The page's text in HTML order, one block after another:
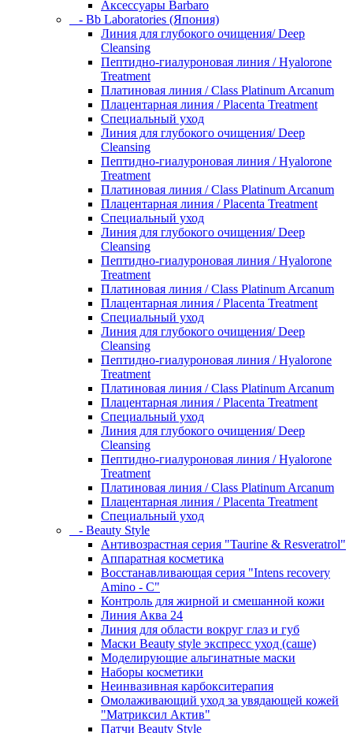
Аксессуары Barbaro
- Bb Laboratories (Япония)
Линия для глубокого очищения/ Deep
Cleansing
Пептидно-гиалуроновая линия / Hyalorone
Treatment
Платиновая линия / Class Platinum Arcanum
Плацентарная линия / Placenta Treatment
Специальный уход
Линия для глубокого очищения/ Deep
Cleansing
Пептидно-гиалуроновая линия / Hyalorone
Treatment
Платиновая линия / Class Platinum Arcanum
Плацентарная линия / Placenta Treatment
Специальный уход
Линия для глубокого очищения/ Deep
Cleansing
Пептидно-гиалуроновая линия / Hyalorone
Treatment
Платиновая линия / Class Platinum Arcanum
Плацентарная линия / Placenta Treatment
Специальный уход
Линия для глубокого очищения/ Deep
Cleansing
Пептидно-гиалуроновая линия / Hyalorone
Treatment
Платиновая линия / Class Platinum Arcanum
Плацентарная линия / Placenta Treatment
Специальный уход
Линия для глубокого очищения/ Deep
Cleansing
Пептидно-гиалуроновая линия / Hyalorone
Treatment
Платиновая линия / Class Platinum Arcanum
Плацентарная линия / Placenta Treatment
Специальный уход
- Beauty Style
Антивозрастная серия "Taurine & Resveratrol"
Аппаратная косметика
Восстанавливающая серия "Intens recovery
Amino - C"
Контроль для жирной и смешанной кожи
Линия Аква 24
Линия для области вокруг глаз и губ
Маски Beauty style экспресс уход (саше)
Моделирующие альгинатные маски
Наборы косметики
Неинвазивная карбокситерапия
Омолаживающий уход за увядающей кожей
"Матриксил Актив"
Патчи Beauty Style